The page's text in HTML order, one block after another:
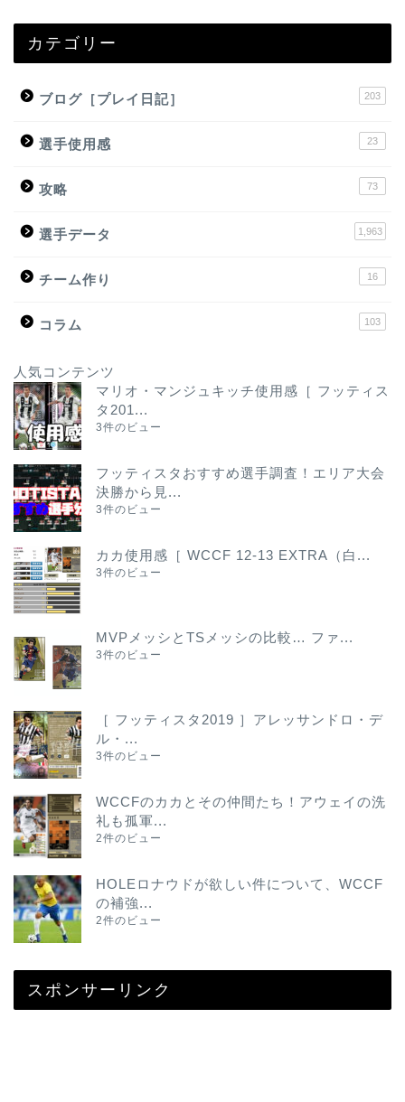
カテゴリー
ブログ［プレイ日記］ 203
選手使用感 23
攻略 73
選手データ 1,963
チーム作り 16
コラム 103
人気コンテンツ
マリオ・マンジュキッチ使用感［ フッティス
タ201...
3件のビュー
フッティスタおすすめ選手調査！エリア大会
決勝から見...
3件のビュー
カカ使用感［ WCCF 12-13 EXTRA（白...
3件のビュー
MVPメッシとTSメッシの比較… ファ...
3件のビュー
［ フッティスタ2019 ］アレッサンドロ・デ
ル・...
3件のビュー
WCCFのカカとその仲間たち！アウェイの洗
礼も孤軍...
2件のビュー
HOLEロナウドが欲しい件について、WCCF
の補強...
2件のビュー
スポンサーリンク